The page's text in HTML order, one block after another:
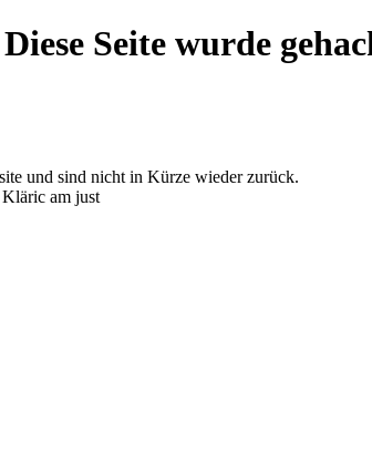
Seite wurde
und sind nicht in Kürze wieder zurück.
am just